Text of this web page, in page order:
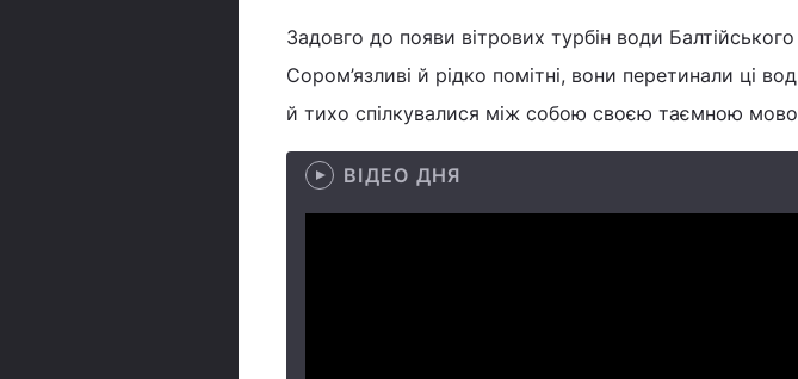
Задовго до появи вітрових турбін води
Сором’язливі й рідко помітні, вони перетинали ці
й тихо спілкувалися між собою своєю таємною
ВІДЕО ДНЯ